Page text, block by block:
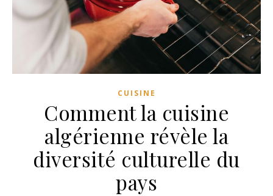
CUISINE
Comment la cuisine
algérienne révèle la
diversité culturelle du
pays